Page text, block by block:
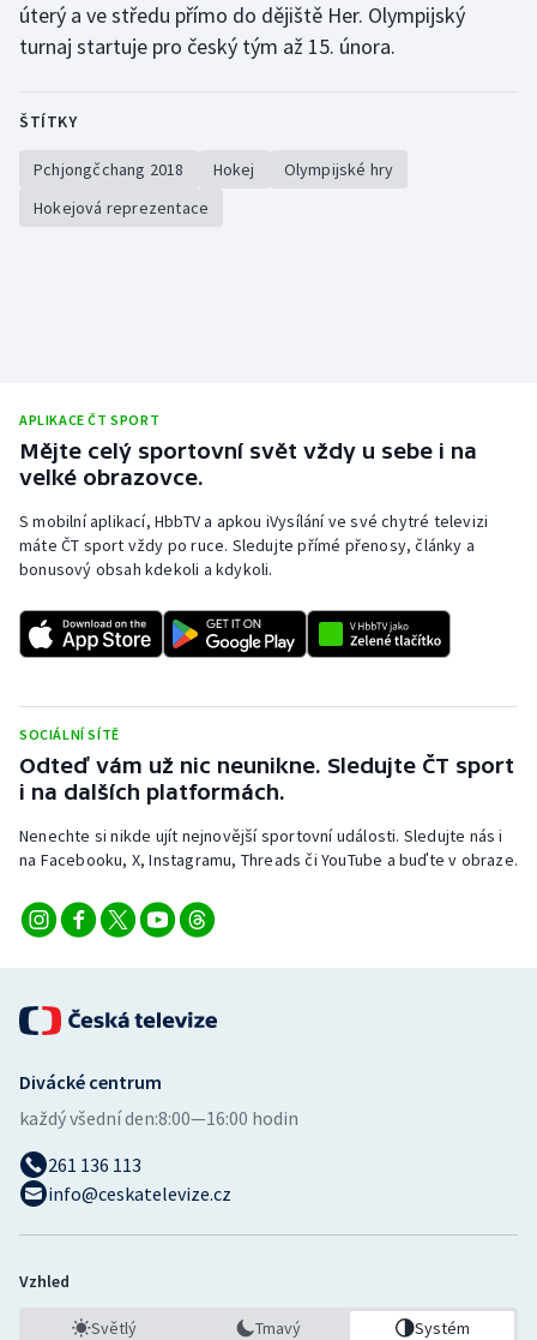
úterý a ve středu přímo do dějiště Her. Olympijský
turnaj startuje pro český tým až 15. února.
ŠTÍTKY
Pchjongčchang 2018 Hokej
Olympijské hry
Hokejová reprezentace
APLIKACE ČT SPORT
Mějte celý sportovní svět vždy u sebe i na
velké obrazovce.
S mobilní aplikací, HbbTV a apkou iVysílání ve své chytré televizi
máte ČT sport vždy po ruce. Sledujte přímé přenosy, články a
bonusový obsah kdekoli a kdykoli.
SOCIÁLNÍ SÍTĚ
Odteď vám už nic neunikne. Sledujte ČT sport
i na dalších platformách.
Nenechte si nikde ujít nejnovější sportovní události. Sledujte nás i
na Facebooku, X, Instagramu, Threads či YouTube a buďte v obraze.
Divácké centrum
každý všední den:8:00—16:00 hodin
261 136 113
info@ceskatelevize.cz
Vzhled
Světlý Tmavý Systém